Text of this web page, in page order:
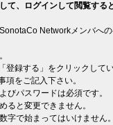
て、ログインして閲覧す
Networkメンバへ
登録する」をクリックして
項をご記入下さい。
びパスワードは必須です。
ると変更できません。
字で始まってはいけません